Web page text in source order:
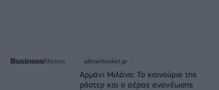
allstarbasket.gr
Αρμάνι Μιλάνο: Το καινούριο της
ρόστερ και ο αέρας ανανέωσης